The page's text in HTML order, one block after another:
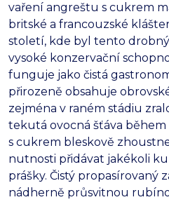
vaření angreštu s cukrem
britské a francouzské
století, kde byl tento
vysoké konzervační
funguje jako čistá
přirozeně obsahuje
zejména v raném stádiu
tekutá ovocná šťáva
s cukrem bleskově
nutnosti přidávat jakékoli
prášky. Čistý propasírovaný
nádherně průsvitnou